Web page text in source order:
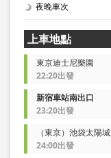
夜晚車次
上車地點
東京迪士尼樂園
22:20出發
新宿車站南出口
23:20出發
（東京）池袋太陽城
24:00出發